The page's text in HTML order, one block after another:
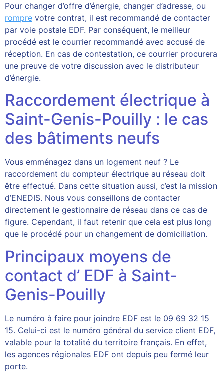
Pour changer d’offre d’énergie, changer d’adresse, ou
rompre votre contrat, il est recommandé de contacter
par voie postale EDF. Par conséquent, le meilleur
procédé est le courrier recommandé avec accusé de
réception. En cas de contestation, ce courrier procurera
une preuve de votre discussion avec le distributeur
d’énergie.
Raccordement électrique à
Saint-Genis-Pouilly : le cas
des bâtiments neufs
Vous emménagez dans un logement neuf ? Le
raccordement du compteur électrique au réseau doit
être effectué. Dans cette situation aussi, c’est la mission
d’ENEDIS. Nous vous conseillons de contacter
directement le gestionnaire de réseau dans ce cas de
figure. Cependant, il faut retenir que cela est plus long
que le procédé pour un changement de domiciliation.
Principaux moyens de
contact d’ EDF à Saint-
Genis-Pouilly
Le numéro à faire pour joindre EDF est le 09 69 32 15
15. Celui-ci est le numéro général du service client EDF,
valable pour la totalité du territoire français. En effet,
les agences régionales EDF ont depuis peu fermé leur
porte.